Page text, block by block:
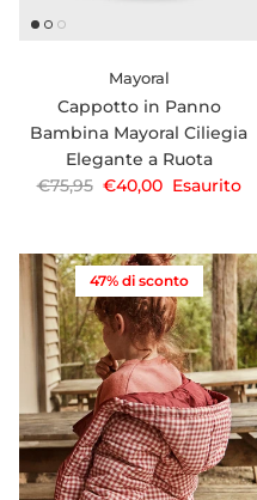
Mayoral
Cappotto in Panno
Bambina Mayoral Ciliegia
Elegante a Ruota
Prezzo normale
€75,95 Prezzo di vendita
€40,00 Esaurito
47% di sconto